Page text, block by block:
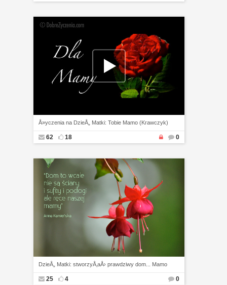
Å»yczenia na DzieÅ„ Matki: Tobie Mamo (Krawczyk)
62 18 0
DzieÅ„ Matki: stworzyÅ‚aÅ› prawdziwy dom... Mamo
25 4 0